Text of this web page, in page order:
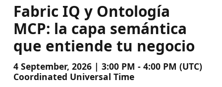
Fabric IQ y Ontología
MCP: la capa semántica
que entiende tu negocio
4 September, 2026 | 3:00 PM - 4:00 PM (UTC)
Coordinated Universal Time